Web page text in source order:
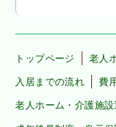
トップページ 老人
入居までの流れ 費
老人ホーム・介護施